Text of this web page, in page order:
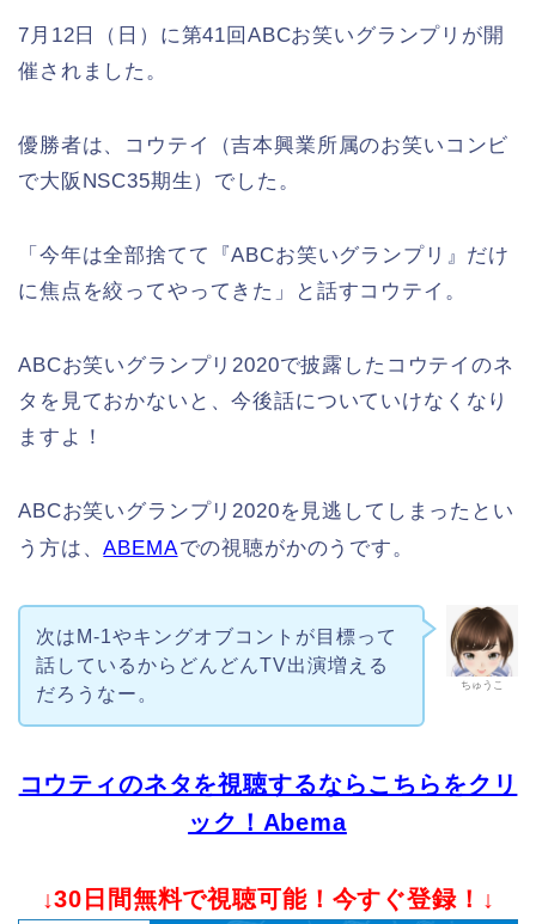
7月12日（日）に第41回ABCお笑いグランプリが開
催されました。
優勝者は、コウテイ（吉本興業所属のお笑いコンビ
で大阪NSC35期生）でした。
「今年は全部捨てて『ABCお笑いグランプリ』だけ
に焦点を絞ってやってきた」と話すコウテイ。
ABCお笑いグランプリ2020で披露したコウテイのネ
タを見ておかないと、今後話についていけなくなり
ますよ！
ABCお笑いグランプリ2020を見逃してしまったとい
う方は、ABEMAでの視聴がかのうです。
ちゅうこ
次はM-1やキングオブコントが目標って
話しているからどんどんTV出演増える
だろうなー。
コウティのネタを視聴するならこちらをクリ
ック！Abema
↓30日間無料で視聴可能！今すぐ登録！↓